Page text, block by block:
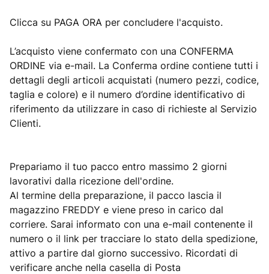
Clicca su PAGA ORA per concludere l'acquisto.
L’acquisto viene confermato con una CONFERMA
ORDINE via e-mail. La Conferma ordine contiene tutti i
dettagli degli articoli acquistati (numero pezzi, codice,
taglia e colore) e il numero d’ordine identificativo di
riferimento da utilizzare in caso di richieste al Servizio
Clienti.
Prepariamo il tuo pacco entro massimo 2 giorni
lavorativi dalla ricezione dell'ordine.
Al termine della preparazione, il pacco lascia il
magazzino FREDDY e viene preso in carico dal
corriere. Sarai informato con una e-mail contenente il
numero o il link per tracciare lo stato della spedizione,
attivo a partire dal giorno successivo. Ricordati di
verificare anche nella casella di Posta